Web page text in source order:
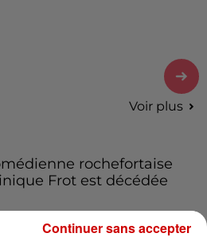
Voir plus
rochefortaise
Frot est décédée
Continuer sans accepter